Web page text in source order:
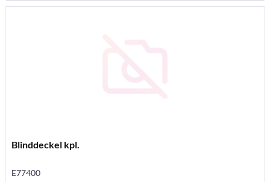
Blinddeckel kpl.
E77400